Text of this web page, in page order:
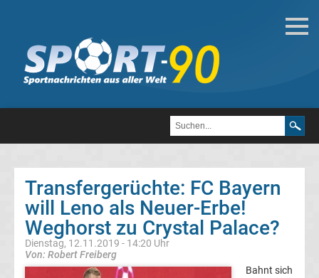
Fußball
Bundesliga
3.
Liga
DFB-
Transfergerüchte: FC Bayern
will Leno als Neuer-Erbe!
Weghorst zu Crystal Palace?
Dienstag, 12.11.2019 - 14:20 Uhr
Von: Robert Freiberg
Bahnt sich